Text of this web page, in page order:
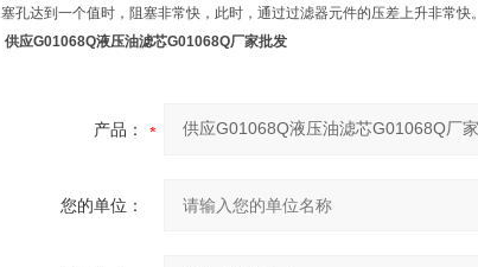
塞孔达到一个值时，阻塞非常快，此时，通过过滤器元件的压差上升非常快。
供应G01068Q液压油滤芯G01068Q厂家批发
产品：
您的单位：